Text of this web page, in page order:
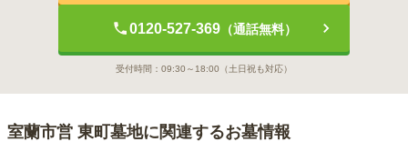
0120-527-369（通話無料）
受付時間： 09:30～18:00 （土日祝も対応）
室蘭市営 東町墓地に関連するお墓情報